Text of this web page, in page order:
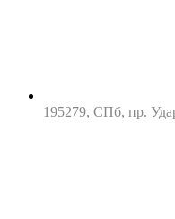
195279, СПб, пр.